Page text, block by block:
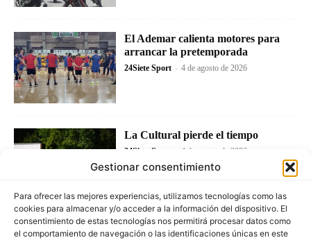
Gestionar consentimiento
Para ofrecer las mejores experiencias, utilizamos tecnologías como las
cookies para almacenar y/o acceder a la información del dispositivo. El
consentimiento de estas tecnologías nos permitirá procesar datos como
el comportamiento de navegación o las identificaciones únicas en este
El Ademar calienta motores para
arrancar la pretemporada
24Siete Sport - 4 de agosto de 2026
La Cultural pierde el tiempo
24Siete Sport 4 de agosto de 2026